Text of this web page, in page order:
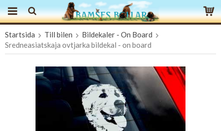
Produkten har blivit tillagd i varukorgen
Startsida Till bilen
Bildekaler - On Board
Sredneasiatskaja ovtjarka bildekal - on board